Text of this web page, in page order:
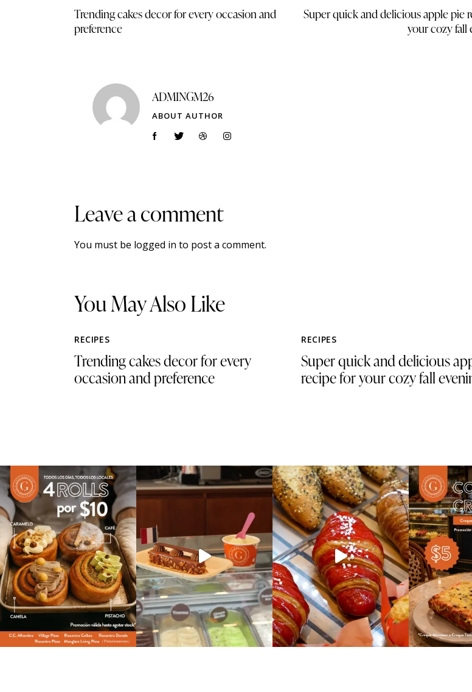
Trending cakes decor for every occasion and
preference
Super quick and delicious apple pie
your cozy fall
ADMINGM26
ABOUT AUTHOR
Leave a comment
You must be logged in to post a comment.
You May Also Like
RECIPES
Trending cakes decor for every
occasion and preference
RECIPES
Super quick and delicious
recipe for your cozy fall